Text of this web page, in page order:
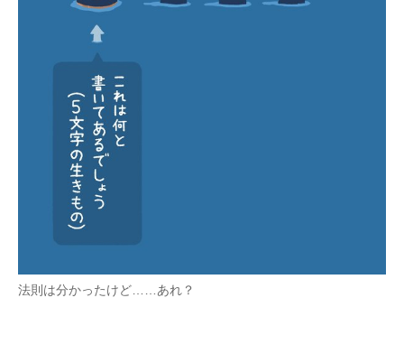
ITエンジニア向け専門サイト
企業向けIT製品の総合サイト
IT製品の技術・比較・事例
製造業のIT導入・活用を支援
モノづくり技術者専門サイト
エレクトロニクス専門サイト
法則は分かったけど……あれ？